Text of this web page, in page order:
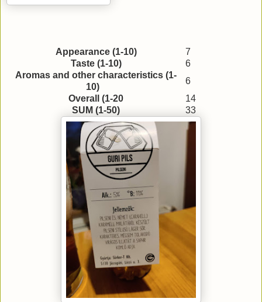
Appearance (1-10)
7
Taste (1-10)
6
Aromas and other characteristics (1-
10)
6
Overall (1-20
14
SUM (1-50)
33